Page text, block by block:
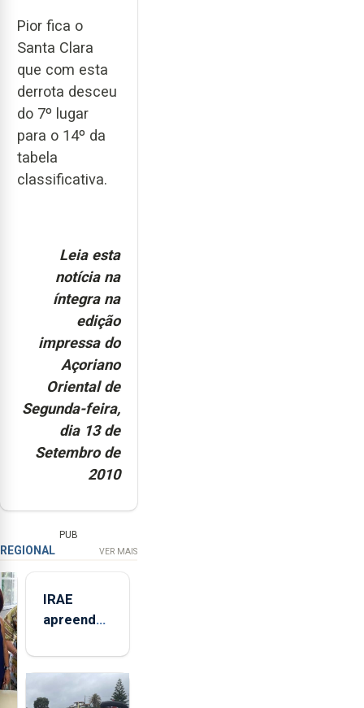
Pior fica o
Santa Clara
que com esta
derrota desceu
do 7º lugar
para o 14º da
tabela
classificativa.
Leia esta
notícia na
íntegra na
edição
impressa do
Açoriano
Oriental de
Segunda-feira,
dia 13 de
Setembro de
2010
PUB
REGIONAL VER MAIS
IRAE
apreendeu
toneladas
de
alimentos